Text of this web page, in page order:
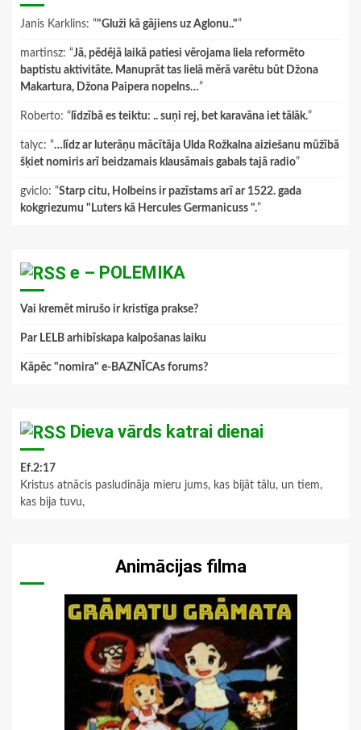
Janis Karklins: “"Gluži kā gājiens uz Aglonu.."”
martinsz: “Jā, pēdējā laikā patiesi vērojama liela reformēto
baptistu aktivitāte. Manuprāt tas lielā mērā varētu būt Džona
Makartura, Džona Paipera nopelns…”
Roberto: “ līdzībā es teiktu: .. suņi rej, bet karavāna iet tālāk.”
talyc: “…līdz ar luterāņu mācītāja Ulda Rožkalna aiziešanu mūžībā
šķiet nomiris arī beidzamais klausāmais gabals tajā radio”
gviclo: “Starp citu, Holbeins ir pazīstams arī ar 1522. gada
kokgriezumu "Luters kā Hercules Germanicuss ".”
e – POLEMIKA
Vai kremēt mirušo ir kristīga prakse?
Par LELB arhibīskapa kalpošanas laiku
Kāpēc "nomira" e-BAZNĪCAs forums?
Dieva vārds katrai dienai
Ef.2:17
Kristus atnācis pasludināja mieru jums, kas bijāt tālu, un tiem,
kas bija tuvu,
Animācijas filma